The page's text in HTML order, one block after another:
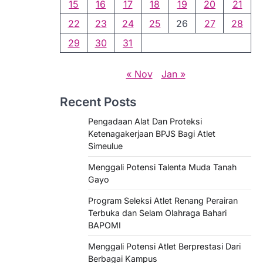
15 16 17 18 19 20
21
22
23 24 25 26 27
28
29
30 31
« Nov Jan »
Recent Posts
Pengadaan Alat Dan Proteksi
Ketenagakerjaan BPJS Bagi Atlet
Simeulue
Menggali Potensi Talenta Muda Tanah
Gayo
Program Seleksi Atlet Renang Perairan
Terbuka dan Selam Olahraga Bahari
BAPOMI
Menggali Potensi Atlet Berprestasi Dari
Berbagai Kampus